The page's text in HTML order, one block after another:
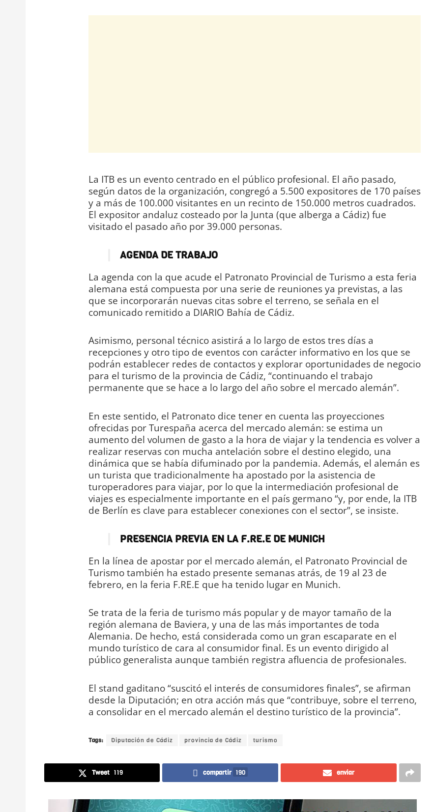
La ITB es un evento centrado en el público profesional. El año pasado,
según datos de la organización, congregó a 5.500 expositores de 170 países
y a más de 100.000 visitantes en un recinto de 150.000 metros cuadrados.
El expositor andaluz costeado por la Junta (que alberga a Cádiz) fue
visitado el pasado año por 39.000 personas.
AGENDA DE TRABAJO
La agenda con la que acude el Patronato Provincial de Turismo a esta feria
alemana está compuesta por una serie de reuniones ya previstas, a las
que se incorporarán nuevas citas sobre el terreno, se señala en el
comunicado remitido a DIARIO Bahía de Cádiz.
Asimismo, personal técnico asistirá a lo largo de estos tres días a
recepciones y otro tipo de eventos con carácter informativo en los que se
podrán establecer redes de contactos y explorar oportunidades de negocio
para el turismo de la provincia de Cádiz, “continuando el trabajo
permanente que se hace a lo largo del año sobre el mercado alemán”.
En este sentido, el Patronato dice tener en cuenta las proyecciones
ofrecidas por Turespaña acerca del mercado alemán: se estima un
aumento del volumen de gasto a la hora de viajar y la tendencia es volver a
realizar reservas con mucha antelación sobre el destino elegido, una
dinámica que se había difuminado por la pandemia. Además, el alemán es
un turista que tradicionalmente ha apostado por la asistencia de
turoperadores para viajar, por lo que la intermediación profesional de
viajes es especialmente importante en el país germano “y, por ende, la ITB
de Berlín es clave para establecer conexiones con el sector”, se insiste.
PRESENCIA PREVIA EN LA F.RE.E DE MUNICH
En la línea de apostar por el mercado alemán, el Patronato Provincial de
Turismo también ha estado presente semanas atrás, de 19 al 23 de
febrero, en la feria F.RE.E que ha tenido lugar en Munich.
Se trata de la feria de turismo más popular y de mayor tamaño de la
región alemana de Baviera, y una de las más importantes de toda
Alemania. De hecho, está considerada como un gran escaparate en el
mundo turístico de cara al consumidor final. Es un evento dirigido al
público generalista aunque también registra afluencia de profesionales.
El stand gaditano “suscitó el interés de consumidores finales”, se afirman
desde la Diputación; en otra acción más que “contribuye, sobre el terreno,
a consolidar en el mercado alemán el destino turístico de la provincia”.
Tags: Diputación de Cádiz provincia de Cádiz turismo
Tweet 119 compartir 190 enviar